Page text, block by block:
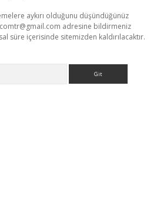
aykırı olduğunu düşündüğünüz
adresine bildirmeniz
süre içerisinde sitemizden kaldırılacaktır.